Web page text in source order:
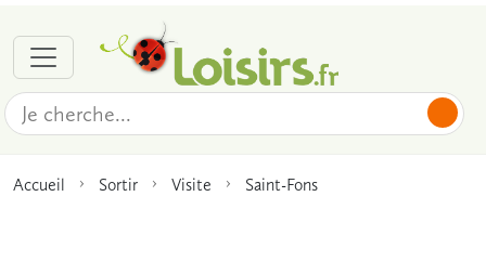
Accueil Sortir Visite Saint-Fons